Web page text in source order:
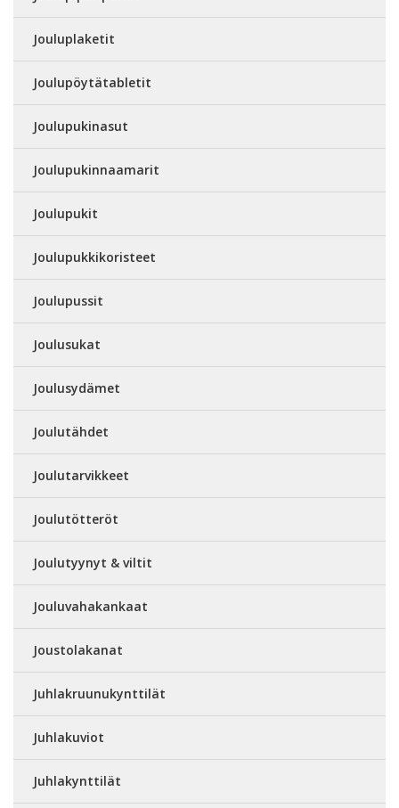
Jouluplaketit
Joulupöytätabletit
Joulupukinasut
Joulupukinnaamarit
Joulupukit
Joulupukkikoristeet
Joulupussit
Joulusukat
Joulusydämet
Joulutähdet
Joulutarvikkeet
Joulutötteröt
Joulutyynyt & viltit
Jouluvahakankaat
Joustolakanat
Juhlakruunukynttilät
Juhlakuviot
Juhlakynttilät